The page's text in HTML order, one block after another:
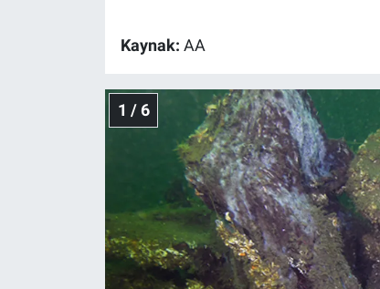
Kaynak: AA
1 / 6
Gündem Özel
Günün görüntüsü
Koronavirüs